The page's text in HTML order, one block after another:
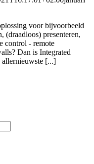
voor bijvoorbeeld
(draadloos) presenteren,
control - remote
Dan is Integrated
allernieuwste [...]